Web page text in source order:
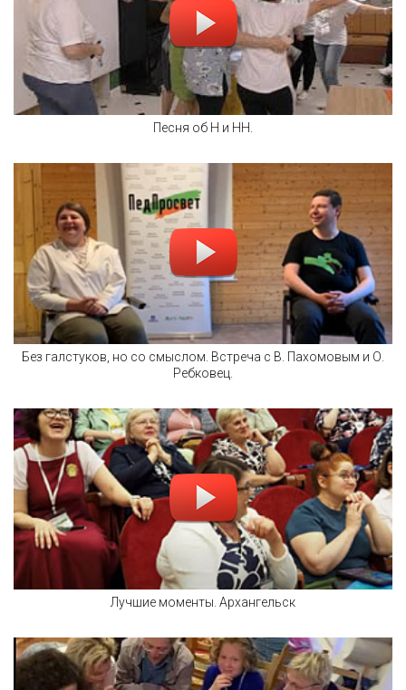
Песня об Н и НН.
Без галстуков, но со смыслом. Встреча с В. Пахомовым и О.
Ребковец.
Лучшие моменты. Архангельск